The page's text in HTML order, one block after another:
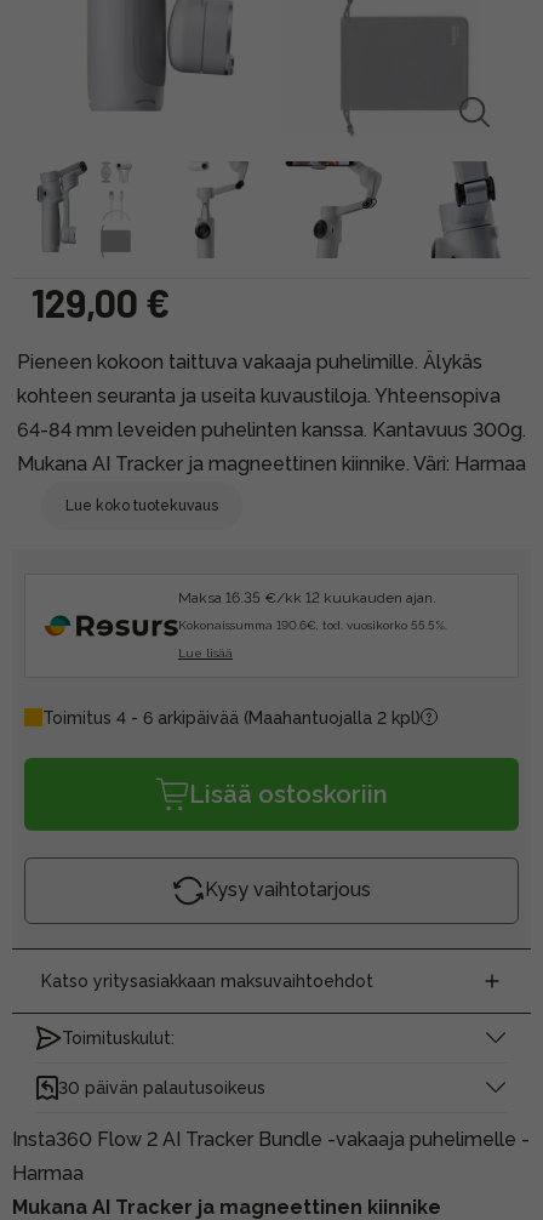
129,00 €
Pieneen kokoon taittuva vakaaja puhelimille. Älykäs
kohteen seuranta ja useita kuvaustiloja. Yhteensopiva
64-84 mm leveiden puhelinten kanssa. Kantavuus 300g.
Mukana AI Tracker ja magneettinen kiinnike. Väri: Harmaa
Lue koko tuotekuvaus
Maksa 16.35 €/kk 12 kuukauden ajan.
Kokonaissumma 190.6€, tod. vuosikorko 55.5%.
Lue lisää
Toimitus 4 - 6 arkipäivää (Maahantuojalla 2 kpl)
Lisää ostoskoriin
Kysy vaihtotarjous
Katso yritysasiakkaan maksuvaihtoehdot
Toimituskulut:
30 päivän palautusoikeus
Insta360 Flow 2 AI Tracker Bundle -vakaaja puhelimelle -
Harmaa
Mukana AI Tracker ja magneettinen kiinnike